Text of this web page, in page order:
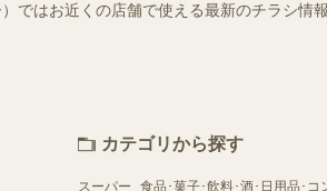
ではお近くの店舗で使える最新のチラシ情
カテゴリから探す
スーパー 食品･菓子･飲料･酒･日用品･コ